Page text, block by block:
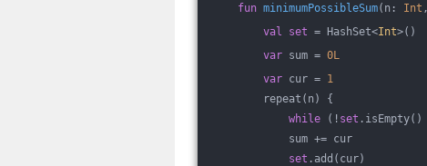
fun minimumPossibleSum(n: Int
val
set = HashSet<Int>()
var sum = 0L
var cur = 1
repeat(n) {
while (! set .isEmpty()
sum += cur
set .add(cur)